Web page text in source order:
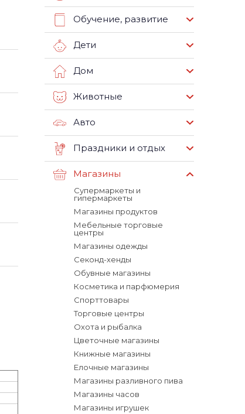
Обучение, развитие
Дети
Дом
Животные
Авто
Праздники и отдых
Магазины
Супермаркеты и
гипермаркеты
Магазины продуктов
Мебельные торговые
центры
Магазины одежды
Секонд-хенды
Обувные магазины
Косметика и парфюмерия
Спорттовары
Торговые центры
Охота и рыбалка
Цветочные магазины
Книжные магазины
Елочные магазины
Магазины разливного пива
Магазины часов
Магазины игрушек